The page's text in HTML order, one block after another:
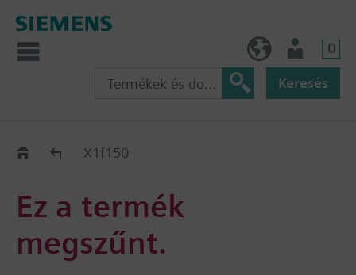
0
Keresés
Régi-Új Kiváltási segédlet
X1f150
Ez a termék
megszűnt.